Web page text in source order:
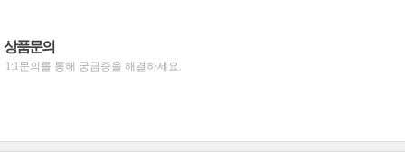
상품문의
1:1문의를 통해 궁금증을 해결하세요.